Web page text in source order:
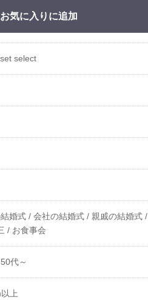
お気に入りに追加
select
婚式 / 会社の結婚式 / 親戚の結婚式 /
/ お食事会
50代～
上